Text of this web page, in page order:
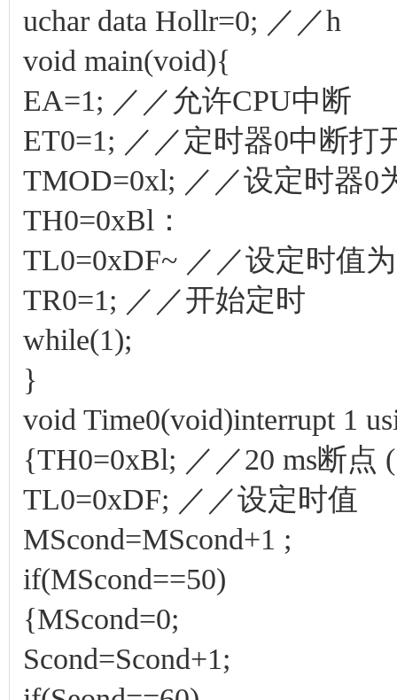
uchar data Hollr=0; ／／h
void main(void){
EA=1; ／／允许CPU中断
ET0=1; ／／定时器0中断打
TMOD=0xl; ／／设定时器0
TH0=0xBl：
TL0=0xDF~ ／／设定时值为
TR0=1; ／／开始定时
while(1);
}
void Time0(void)interrupt 1
{TH0=0xBl; ／／20 ms断点
TL0=0xDF; ／／设定时值
MScond=MScond+1 ;
if(MScond==50)
{MScond=0;
Scond=Scond+1;